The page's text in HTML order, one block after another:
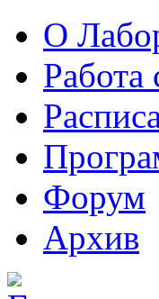
О
Работа
Форум
Архив